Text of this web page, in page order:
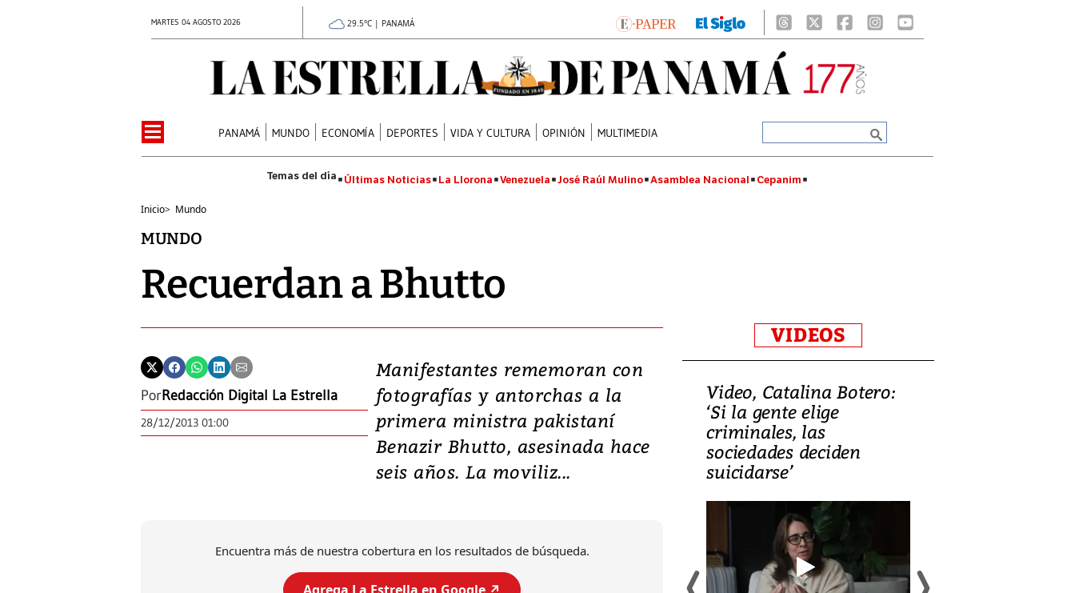
MARTES 04 AGOSTO 2026 29.5°C | PANAMÁ
PANAMÁ MUNDO ECONOMÍA DEPORTES VIDA Y CULTURA OPINIÓN MULTIMEDIA
Últimas Noticias La Llorona Venezuela José Raúl Mulino Asamblea Nacional Cepanim
Inicio> Mundo
MUNDO
Recuerdan a Bhutto
PorRedacción Digital La Estrella
28/12/2013 01:00
Manifestantes rememoran con
fotografías y antorchas a la
primera ministra pakistaní
Benazir Bhutto, asesinada hace
seis años. La moviliz...
Encuentra más de nuestra cobertura en los resultados de búsqueda.
Agrega La Estrella en Google ↗️
VIDEOS
Video, Japón: Terremoto
deja heridos y graves
daños en Kumamoto
Video, Catalina Botero:
‘Si la gente elige
criminales, las
sociedades deciden
suicidarse’